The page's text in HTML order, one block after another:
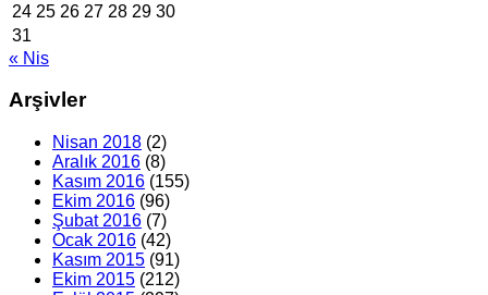
24 25 26 27 28 29 30
31
« Nis
Arşivler
Nisan 2018 (2)
Aralık 2016 (8)
Kasım 2016 (155)
Ekim 2016 (96)
Şubat 2016 (7)
Ocak 2016 (42)
Kasım 2015 (91)
Ekim 2015 (212)